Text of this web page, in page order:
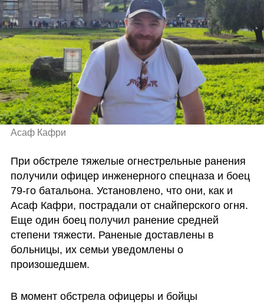
Асаф Кафри
При обстреле тяжелые огнестрельные ранения
получили офицер инженерного спецназа и боец
79-го батальона. Установлено, что они, как и
Асаф Кафри, пострадали от снайперского огня.
Еще один боец получил ранение средней
степени тяжести. Раненые доставлены в
больницы, их семьи уведомлены о
произошедшем.
В момент обстрела офицеры и бойцы